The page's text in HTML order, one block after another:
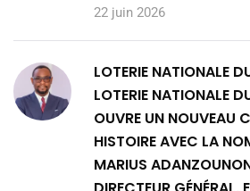
22 juin 2026
LOTERIE NATIONALE
LOTERIE NATIONALE
OUVRE UN NOUVEAU
HISTOIRE AVEC LA
MARIUS